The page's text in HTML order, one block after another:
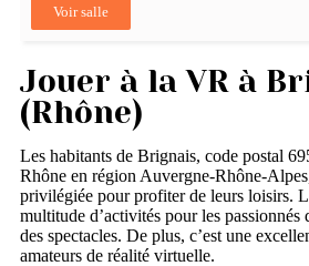
Jouer à la VR à
(Rhône)
Les habitants de Brignais, code postal
Rhône en région Auvergne-Rhône-
privilégiée pour profiter de leurs loisirs.
multitude d’activités pour les passionnés
des spectacles. De plus, c’est une
amateurs de réalité virtuelle.
Voir salle